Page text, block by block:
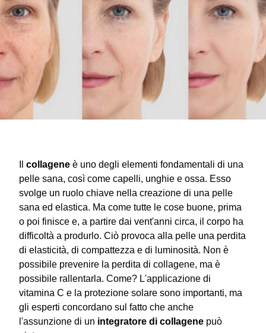
collagene è uno degli elementi fondamentali di una
pelle sana, così come capelli, unghie e ossa. Esso
svolge un ruolo chiave nella creazione di una pelle
sana ed elastica. Ma come tutte le cose buone, prima
o poi finisce e, a partire dai vent'anni circa, il corpo ha
difficoltà a produrlo. Ciò provoca alla pelle una perdita
di elasticità, di compattezza e di luminosità. Non è
possibile prevenire la perdita di collagene, ma è
possibile rallentarla. Come? L'applicazione di
vitamina C e la protezione solare sono importanti, ma
gli esperti concordano sul fatto che anche
l'assunzione di un integratore di collagene può